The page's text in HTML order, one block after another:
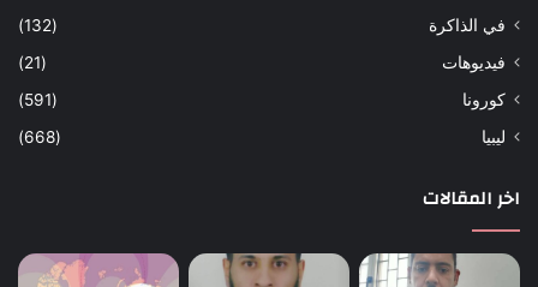
في الذاكرة
(132)
فيديوهات
(21)
كورونا
(591)
ليبيا
(668)
اخر المقالات